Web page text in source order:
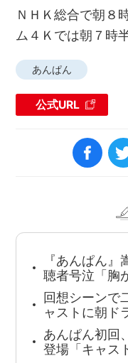
ＮＨＫ総合で朝８
ム４Ｋでは朝７時
あんぱん
公式URL
『あんぱん
聴者号泣「胸
回想シーンで
ャストに朝ド
あんぱん初回
登場「キャス